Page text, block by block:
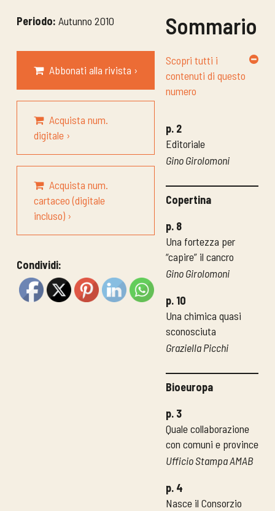
Periodo: Autunno 2010
Abbonati alla rivista ›
Acquista num.
digitale ›
Acquista num.
cartaceo (digitale
incluso) ›
Condividi:
Sommario
Scopri tutti i
contenuti di questo
numero
p. 2
Editoriale
Gino Girolomoni
Copertina
p. 8
Una fortezza per
“capire” il cancro
Gino Girolomoni
p. 10
Una chimica quasi
sconosciuta
Graziella Picchi
Bioeuropa
p. 3
Quale collaborazione
con comuni e province
Ufficio Stampa AMAB
p. 4
Nasce il Consorzio